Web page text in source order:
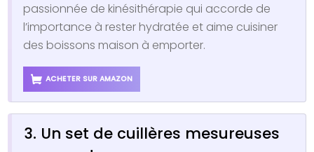
passionnée de kinésithérapie qui accorde de
l’importance à rester hydratée et aime cuisiner
des boissons maison à emporter.
ACHETER SUR AMAZON
3. Un set de cuillères mesureuses